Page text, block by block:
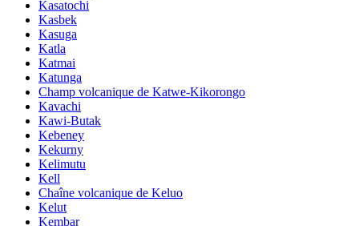
Kasatochi
Kasbek
Kasuga
Katla
Katmai
Katunga
Champ volcanique de Katwe-Kikorongo
Kavachi
Kawi-Butak
Kebeney
Kekurny
Kelimutu
Kell
Chaîne volcanique de Keluo
Kelut
Kembar